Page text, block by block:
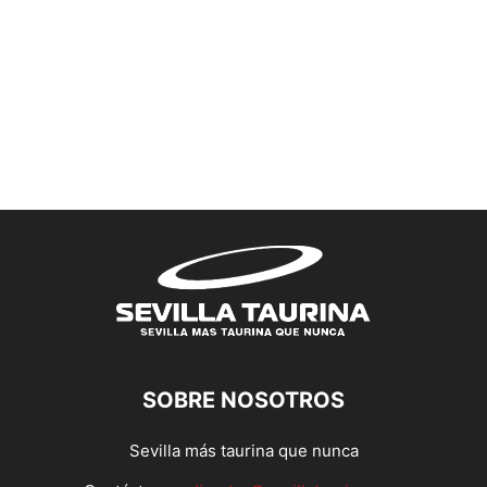
SOBRE NOSOTROS
Sevilla más taurina que nunca